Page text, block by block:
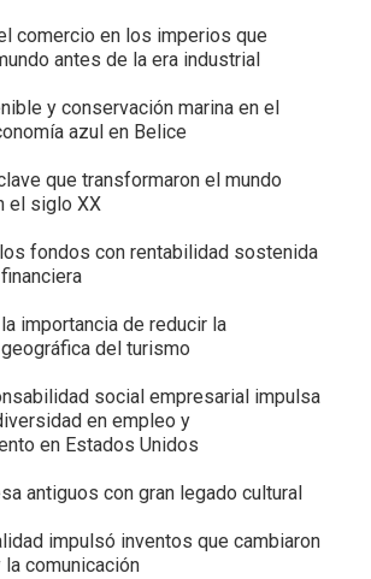
comercio en los imperios que
antes de la era industrial
y conservación marina en el
azul en Belice
que transformaron el mundo
el siglo XX
fondos con rentabilidad sostenida
importancia de reducir la
del turismo
social empresarial impulsa
en empleo y
en Estados Unidos
antiguos con gran legado cultural
impulsó inventos que cambiaron
la comunicación